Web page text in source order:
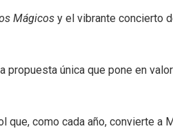
Mágicos y el vibrante concierto
única que pone en
que, como cada año, convierte a